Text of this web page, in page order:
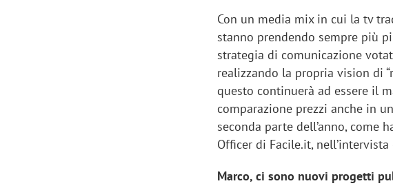
Con un media mix in cui la tv
stanno prendendo sempre più
strategia di comunicazione
realizzando la propria vision di
questo continuerà ad essere il
comparazione prezzi anche in
seconda parte dell’anno, come
Officer di Facile.it, nell’intervista
Marco, ci sono nuovi progetti